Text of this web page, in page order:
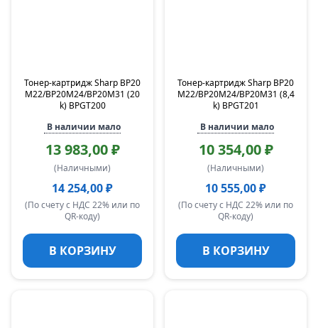
Тонер-картридж Sharp BP20
M22/BP20M24/BP20M31 (20
k) BPGT200
В наличии мало
13 983,00 ₽
(Наличными)
14 254,00 ₽
(По счету с НДС 22% или по
QR-коду)
В КОРЗИНУ
Тонер-картридж Sharp BP20
M22/BP20M24/BP20M31 (8,4
k) BPGT201
В наличии мало
10 354,00 ₽
(Наличными)
10 555,00 ₽
(По счету с НДС 22% или по
QR-коду)
В КОРЗИНУ